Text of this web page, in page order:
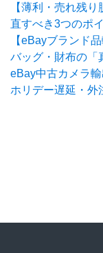
【薄利・売れ残
直すべき3つのポ
【eBayブランド
バッグ・財布の「
eBay中古カメラ
ホリデー遅延・外